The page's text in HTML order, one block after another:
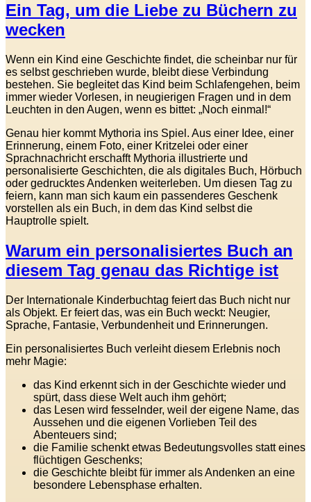
Ein Tag, um die Liebe zu Büchern zu
wecken
Wenn ein Kind eine Geschichte findet, die scheinbar nur für
es selbst geschrieben wurde, bleibt diese Verbindung
bestehen. Sie begleitet das Kind beim Schlafengehen, beim
immer wieder Vorlesen, in neugierigen Fragen und in dem
Leuchten in den Augen, wenn es bittet: „Noch einmal!“
Genau hier kommt Mythoria ins Spiel. Aus einer Idee, einer
Erinnerung, einem Foto, einer Kritzelei oder einer
Sprachnachricht erschafft Mythoria illustrierte und
personalisierte Geschichten, die als digitales Buch, Hörbuch
oder gedrucktes Andenken weiterleben. Um diesen Tag zu
feiern, kann man sich kaum ein passenderes Geschenk
vorstellen als ein Buch, in dem das Kind selbst die
Hauptrolle spielt.
Warum ein personalisiertes Buch an
diesem Tag genau das Richtige ist
Der Internationale Kinderbuchtag feiert das Buch nicht nur
als Objekt. Er feiert das, was ein Buch weckt: Neugier,
Sprache, Fantasie, Verbundenheit und Erinnerungen.
Ein personalisiertes Buch verleiht diesem Erlebnis noch
mehr Magie:
das Kind erkennt sich in der Geschichte wieder und
spürt, dass diese Welt auch ihm gehört;
das Lesen wird fesselnder, weil der eigene Name, das
Aussehen und die eigenen Vorlieben Teil des
Abenteuers sind;
die Familie schenkt etwas Bedeutungsvolles statt eines
flüchtigen Geschenks;
die Geschichte bleibt für immer als Andenken an eine
besondere Lebensphase erhalten.